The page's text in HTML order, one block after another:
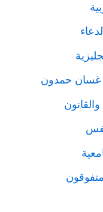
غسان حمدون